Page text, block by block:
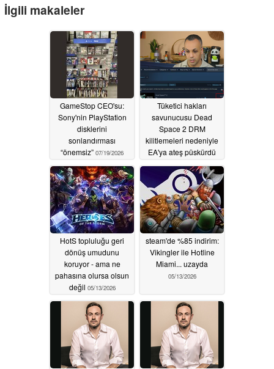
İlgili makaleler
GameStop CEO'su:
Sony'nin PlayStation
disklerini
sonlandırması
“önemsiz” 07/19/2026
Tüketici hakları
savunucusu Dead
Space 2 DRM
kilitlemeleri nedeniyle
EA'ya ateş püskürdü
05/14/2026
HotS topluluğu geri
dönüş umudunu
koruyor - ama ne
pahasına olursa olsun
değil 05/13/2026
steam'de %85 indirim:
Vikingler ile Hotline
Miami... uzayda
05/13/2026